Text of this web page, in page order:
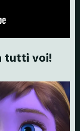
tutti voi!